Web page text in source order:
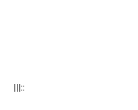
|||::